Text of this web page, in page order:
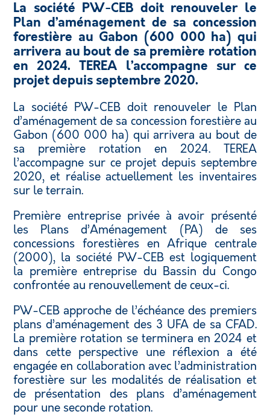
La société PW-CEB doit renouveler le
Plan d’aménagement de sa concession
forestière au Gabon (600 000 ha) qui
arrivera au bout de sa première rotation
en 2024. TEREA l’accompagne sur ce
projet depuis septembre 2020.
La société PW-CEB doit renouveler le Plan
d’aménagement de sa concession forestière au
Gabon (600 000 ha) qui arrivera au bout de
sa première rotation en 2024. TEREA
l’accompagne sur ce projet depuis septembre
2020, et réalise actuellement les inventaires
sur le terrain.
Première entreprise privée à avoir présenté
les Plans d’Aménagement (PA) de ses
concessions forestières en Afrique centrale
(2000), la société PW-CEB est logiquement
la première entreprise du Bassin du Congo
confrontée au renouvellement de ceux-ci.
PW-CEB approche de l’échéance des premiers
plans d’aménagement des 3 UFA de sa CFAD.
La première rotation se terminera en 2024 et
dans cette perspective une réflexion a été
engagée en collaboration avec l’administration
forestière sur les modalités de réalisation et
de présentation des plans d’aménagement
pour une seconde rotation.